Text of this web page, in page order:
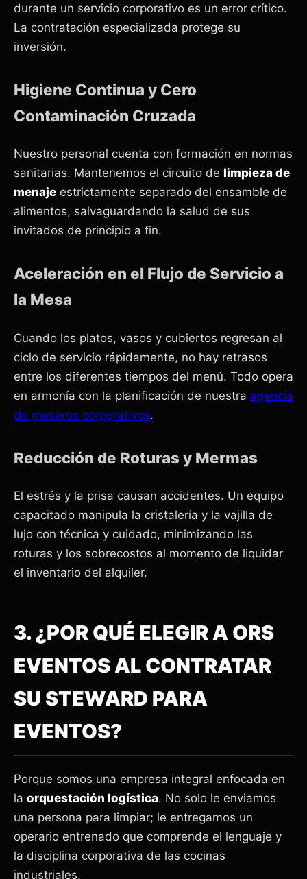
durante un servicio corporativo es un error crítico.
La contratación especializada protege su
inversión.
Higiene Continua y Cero
Contaminación Cruzada
Nuestro personal cuenta con formación en normas
sanitarias. Mantenemos el circuito de limpieza de
menaje estrictamente separado del ensamble de
alimentos, salvaguardando la salud de sus
invitados de principio a fin.
Aceleración en el Flujo de Servicio a
la Mesa
Cuando los platos, vasos y cubiertos regresan al
ciclo de servicio rápidamente, no hay retrasos
entre los diferentes tiempos del menú. Todo opera
en armonía con la planificación de nuestra agencia
de meseros corporativos.
Reducción de Roturas y Mermas
El estrés y la prisa causan accidentes. Un equipo
capacitado manipula la cristalería y la vajilla de
lujo con técnica y cuidado, minimizando las
roturas y los sobrecostos al momento de liquidar
el inventario del alquiler.
3. ¿POR QUÉ ELEGIR A ORS
EVENTOS AL CONTRATAR
SU STEWARD PARA
EVENTOS?
Porque somos una empresa integral enfocada en
la orquestación logística. No solo le enviamos
una persona para limpiar; le entregamos un
operario entrenado que comprende el lenguaje y
la disciplina corporativa de las cocinas
industriales.